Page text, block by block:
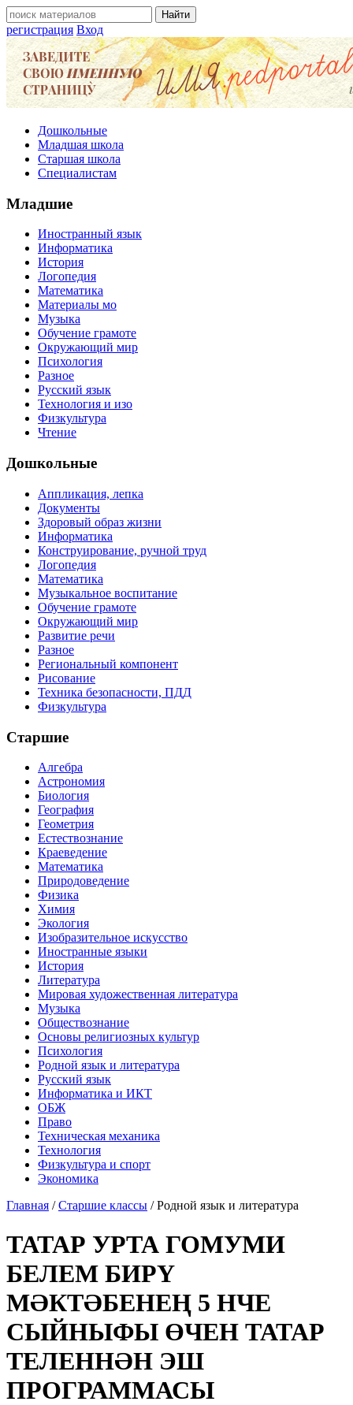
регистрация Вход
Дошкольные
Младшая школа
Старшая школа
Специалистам
Младшие
Иностранный язык
Информатика
История
Логопедия
Математика
Материалы мо
Музыка
Обучение грамоте
Окружающий мир
Психология
Разное
Русский язык
Технология и изо
Физкультура
Чтение
Дошкольные
Аппликация, лепка
Документы
Здоровый образ жизни
Информатика
Конструирование, ручной труд
Логопедия
Математика
Музыкальное воспитание
Обучение грамоте
Окружающий мир
Развитие речи
Разное
Региональный компонент
Рисование
Техника безопасности, ПДД
Физкультура
Старшие
Алгебра
Астрономия
Биология
География
Геометрия
Естествознание
Краеведение
Математика
Природоведение
Физика
Химия
Экология
Изобразительное искусство
Иностранные языки
История
Литература
Мировая художественная литература
Музыка
Обществознание
Основы религиозных культур
Психология
Родной язык и литература
Русский язык
Информатика и ИКТ
ОБЖ
Право
Техническая механика
Технология
Физкультура и спорт
Экономика
Главная /Старшие классы /Родной язык и литература
ТАТАР УРТА ГОМУМИ
БЕЛЕМ БИРҮ
МӘКТӘБЕНЕҢ 5 НЧЕ
СЫЙНЫФЫ ӨЧЕН ТАТАР
ТЕЛЕННӘН ЭШ
ПРОГРАММАСЫ